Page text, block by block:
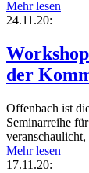
Mehr lesen
24.11.20:
der
Offenbach ist
Seminarreihe
Mehr lesen
17.11.20: